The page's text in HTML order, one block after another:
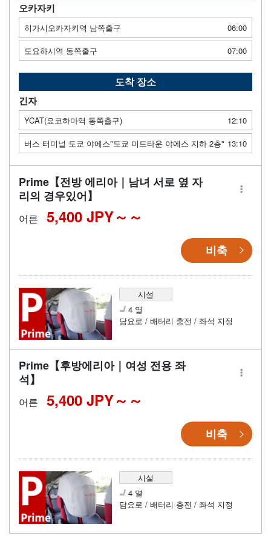
오카자키
히가시오카자키역 남쪽출구
06:00
도요하시역 동쪽출구
07:00
도착 장소
긴자
YCAT(요코하마역 동쪽출구)
12:10
버스 터미널 도쿄 야에스"도쿄 미드타운 야에스 지하 2층" 13:10
Prime【전방 에리아｜남녀 서로 옆 자
리의 경우있어】
어른 5,400 JPY～
비축
시설
4 열
담요로 / 배터리 충전 / 좌석 지정
Prime【후방에리아｜여성 전용 좌
석】
어른 5,400 JPY～
비축
시설
4 열
담요로 / 배터리 충전 / 좌석 지정